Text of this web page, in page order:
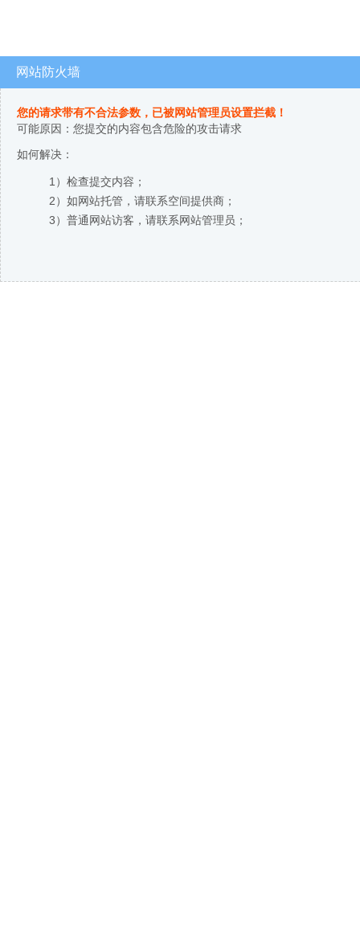
网站防火墙
您的请求带有不合法参数，已被网站管理员设置拦截！
可能原因：您提交的内容包含危险的攻击请求
如何解决：
1）检查提交内容；
2）如网站托管，请联系空间提供商；
3）普通网站访客，请联系网站管理员；